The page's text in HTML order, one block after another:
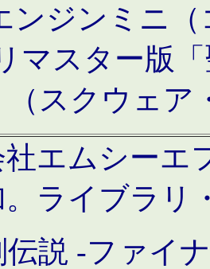
ンジンミニ
マスター版
（スクウェア
エムシーエ
ライブラリ
伝説 -ファイ